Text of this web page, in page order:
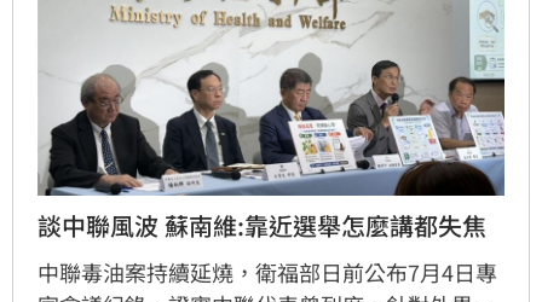
談中聯風波 蘇南維:靠近選舉怎麼講都失焦
中聯毒油案持續延燒，衛福部日前公布7月4日專